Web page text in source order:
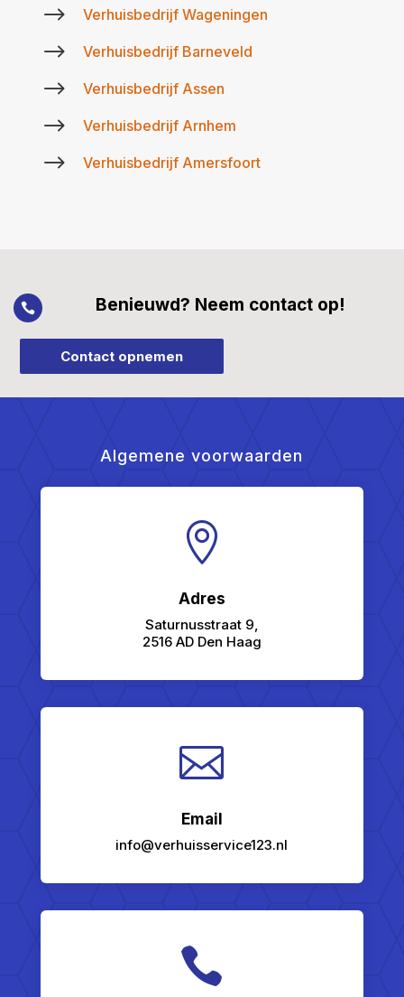
$ Verhuisbedrijf Wageningen
$ Verhuisbedrijf Barneveld
$ Verhuisbedrijf Assen
$ Verhuisbedrijf Arnhem
$ Verhuisbedrijf Amersfoort
 Benieuwd? Neem contact op!
Contact opnemen
Algemene voorwaarden

Adres
Saturnusstraat 9,
2516 AD Den Haag

Email
info@verhuisservice123.nl
